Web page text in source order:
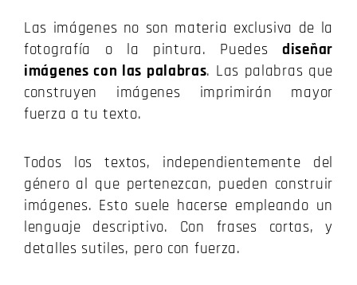
Las imágenes no son materia exclusiva de la
fotografía o la pintura. Puedesdiseñar
imágenes con las palabras. Las palabras que
construyen imágenes imprimirán mayor
fuerza a tu texto.
Todos los textos, independientemente del
género al que pertenezcan, pueden construir
imágenes. Esto suele hacerse empleando un
lenguaje descriptivo. Con frases cortas, y
detalles sutiles, pero con fuerza.